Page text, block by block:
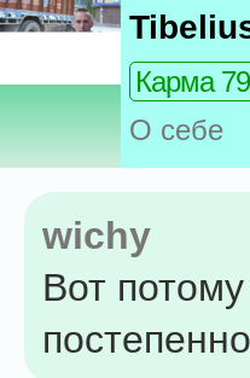
Карма
О себе
wichy
Вот